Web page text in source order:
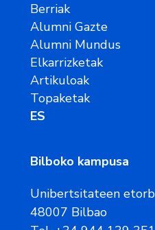
Berriak
Alumni Gazte
Alumni Mundus
Elkarrizketak
Artikuloak
Topaketak
ES
Bilboko kampusa
Unibertsitateen
48007 Bilbao